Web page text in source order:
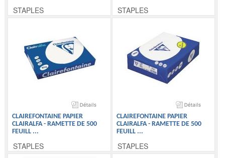
STAPLES STAPLES
CLAIREFONTAINE PAPIER
CLAIRALFA - RAMETTE DE 500
FEUILL ...
STAPLES
CLAIREFONTAINE PAPIER
CLAIRALFA - RAMETTE DE 500
FEUILL ...
STAPLES